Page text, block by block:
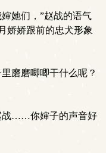
她们，”赵战的语气
娇娇跟前的忠犬形象
磨磨唧唧干什么呢？
战……你婶子的声音好